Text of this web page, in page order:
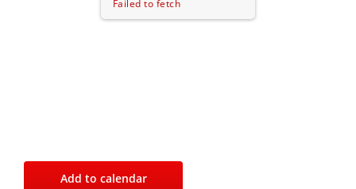
Failed to fetch
Add to calendar